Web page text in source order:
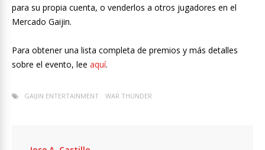
para su propia cuenta, o venderlos a otros jugadores en el
Mercado Gaijin.
Para obtener una lista completa de premios y más detalles
sobre el evento, lee aquí.
GAIJIN ENTERTAINMENT WAR THUNDER